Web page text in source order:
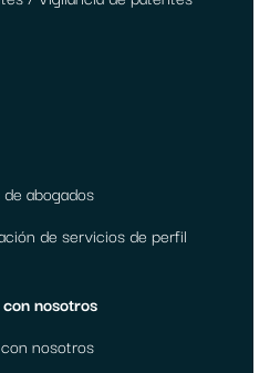
abogados
de servicios de perfil
nosotros
nosotros